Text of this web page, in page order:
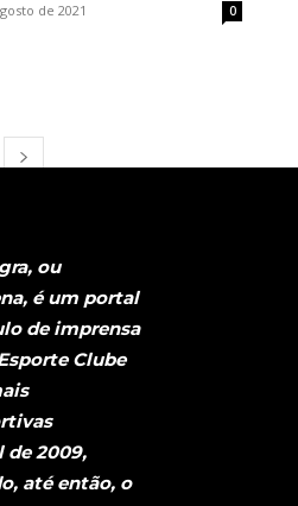
de 2021 0
ou
é um portal
de imprensa
Clube
de 2009,
até então, o